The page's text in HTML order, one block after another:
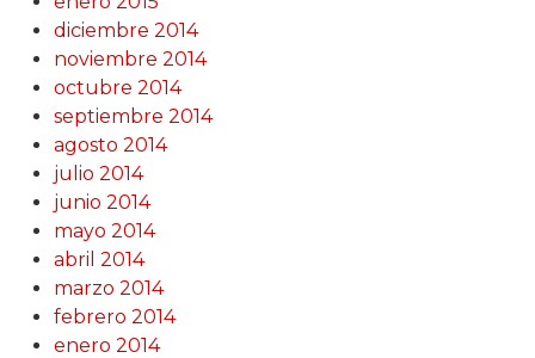
diciembre 2014
noviembre 2014
octubre 2014
septiembre 2014
agosto 2014
julio 2014
junio 2014
mayo 2014
abril 2014
marzo 2014
febrero 2014
enero 2014